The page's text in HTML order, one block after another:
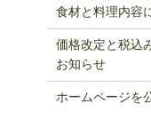
食材と料理内容
価格改定と税込
お知らせ
ホームページを